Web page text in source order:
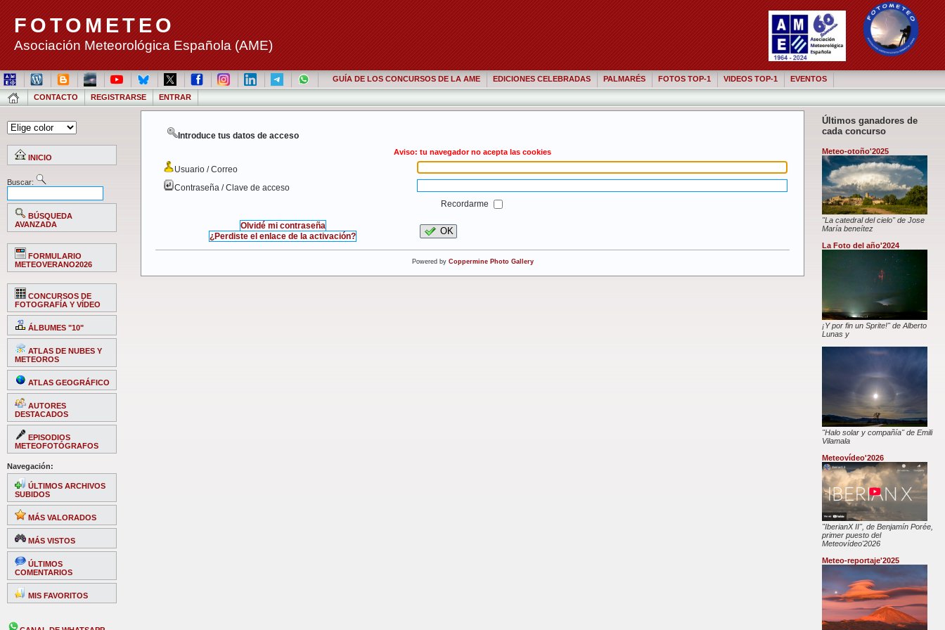
FOTOMETEO
Asociación Meteorológica Española (AME)
GUÍA DE LOS CONCURSOS DE LA AME EDICIONES CELEBRADAS PALMARÉS FOTOS TOP-1 VIDEOS TOP-1 EVENTOS
CONTACTO REGISTRARSE ENTRAR
INICIO
Buscar:
BÚSQUEDA
AVANZADA
FORMULARIO
METEOVERANO2026
CONCURSOS DE
FOTOGRAFÍA Y VÍDEO
ÁLBUMES "10"
ATLAS DE NUBES Y
METEOROS
ATLAS GEOGRÁFICO
AUTORES
DESTACADOS
EPISODIOS
METEOFOTÓGRAFOS
Navegación:
ÚLTIMOS ARCHIVOS
SUBIDOS
MÁS VALORADOS
MÁS VISTOS
ÚLTIMOS
COMENTARIOS
MIS FAVORITOS
Últimos ganadores de
cada concurso
Meteo-otoño'2025
"La catedral del cielo" de Jose
María beneítez
La Foto del año'2024
¡Y por fin un Sprite!" de Alberto
Lunas y
"Halo solar y compañía" de Emili
Vilamala
Meteovídeo'2026
"IberianX II", de Benjamín Porée,
primer puesto del
Meteovídeo'2026
Meteo-reportaje'2025
Introduce tus datos de acceso
Aviso: tu navegador no acepta las cookies
Usuario / Correo
Contraseña / Clave de acceso
Recordarme
Olvidé mi contraseña
¿Perdiste el enlace de la activación?
OK
Powered by Coppermine Photo Gallery